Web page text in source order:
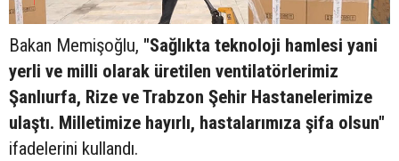
Bakan Memişoğlu, "Sağlıkta teknoloji hamlesi yani
yerli ve milli olarak üretilen ventilatörlerimiz
Şanlıurfa, Rize ve Trabzon Şehir Hastanelerimize
ulaştı. Milletimize hayırlı, hastalarımıza şifa olsun"
ifadelerini kullandı.